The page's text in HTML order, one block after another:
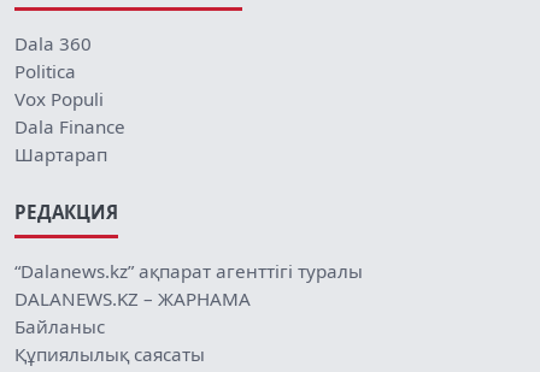
Dala 360
Politica
Vox Populi
Dala Finance
Шартарап
РЕДАКЦИЯ
“Dalanews.kz” ақпарат агенттігі туралы
DALANEWS.KZ – ЖАРНАМА
Байланыс
Құпиялылық саясаты